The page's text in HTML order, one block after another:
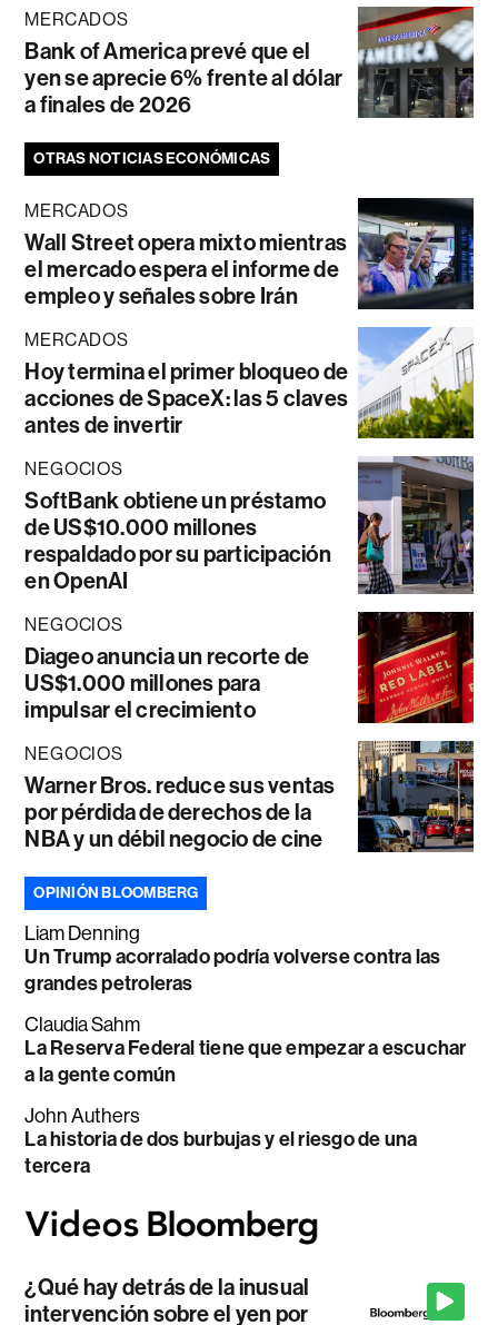
MERCADOS
Bank of America prevé que el
yen se aprecie 6% frente al dólar
a finales de 2026
OTRAS NOTICIAS ECONÓMICAS
MERCADOS
Wall Street opera mixto mientras
el mercado espera el informe de
empleo y señales sobre Irán
MERCADOS
Hoy termina el primer bloqueo de
acciones de SpaceX: las 5 claves
antes de invertir
NEGOCIOS
SoftBank obtiene un préstamo
de US$10.000 millones
respaldado por su participación
en OpenAI
NEGOCIOS
Diageo anuncia un recorte de
US$1.000 millones para
impulsar el crecimiento
NEGOCIOS
Warner Bros. reduce sus ventas
por pérdida de derechos de la
NBA y un débil negocio de cine
OPINIÓN BLOOMBERG
Liam Denning
Un Trump acorralado podría volverse contra las
grandes petroleras
Claudia Sahm
La Reserva Federal tiene que empezar a escuchar
a la gente común
John Authers
La historia de dos burbujas y el riesgo de una
tercera
¿Qué hay detrás de la inusual
intervención sobre el yen por